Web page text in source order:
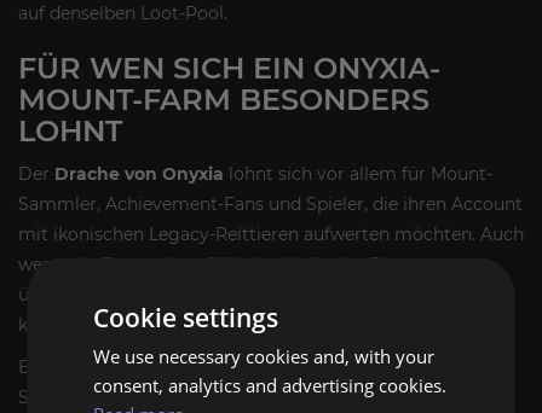
auf denselben Loot-Pool.
FÜR WEN SICH EIN ONYXIA-
MOUNT-FARM BESONDERS
LOHNT
Der Drache von Onyxia lohnt sich vor allem für Mount-
Sammler, Achievement-Fans und Spieler, die ihren Account
mit ikonischen Legacy-Reittieren aufwerten möchten. Auch
wenn der Drop rein zufällig ist, bleibt der Run
überschaubar, weil die Quelle eindeutig ist und keine
komplizierten Vorbedingungen erfüllt werden müssen.
Besonders attraktiv ist der Mount für alle, die ihre
Sammlung gezielt um bekannte Boss-Drops erweitern
Cookie settings
We use necessary cookies and, with your
consent, analytics and advertising cookies.